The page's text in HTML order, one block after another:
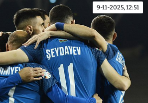
9-11-2025, 12:51